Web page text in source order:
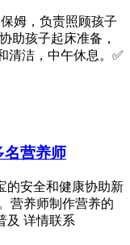
姆，负责照顾孩子
助孩子起床准备，
清洁，中午休息。✅
名营养师
的安全和健康协助新
营养师制作营养的
及 详情联系